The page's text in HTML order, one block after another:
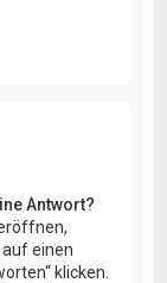
Antwort?
auf einen
klicken.